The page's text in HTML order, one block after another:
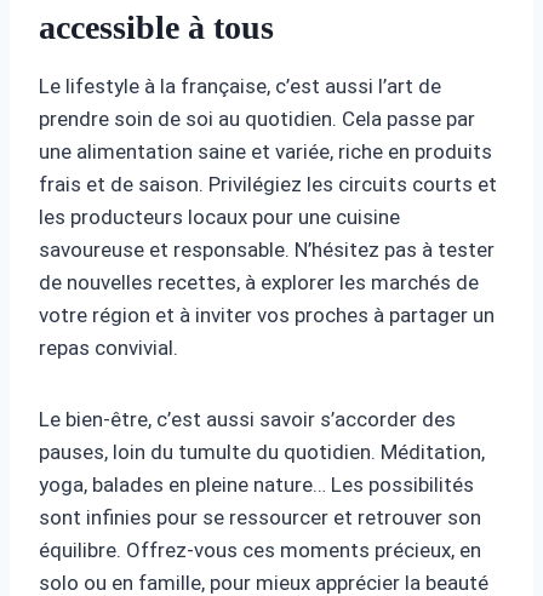
accessible à tous
Le lifestyle à la française, c’est aussi l’art de
prendre soin de soi au quotidien. Cela passe par
une alimentation saine et variée, riche en produits
frais et de saison. Privilégiez les circuits courts et
les producteurs locaux pour une cuisine
savoureuse et responsable. N’hésitez pas à tester
de nouvelles recettes, à explorer les marchés de
votre région et à inviter vos proches à partager un
repas convivial.
Le bien-être, c’est aussi savoir s’accorder des
pauses, loin du tumulte du quotidien. Méditation,
yoga, balades en pleine nature… Les possibilités
sont infinies pour se ressourcer et retrouver son
équilibre. Offrez-vous ces moments précieux, en
solo ou en famille, pour mieux apprécier la beauté